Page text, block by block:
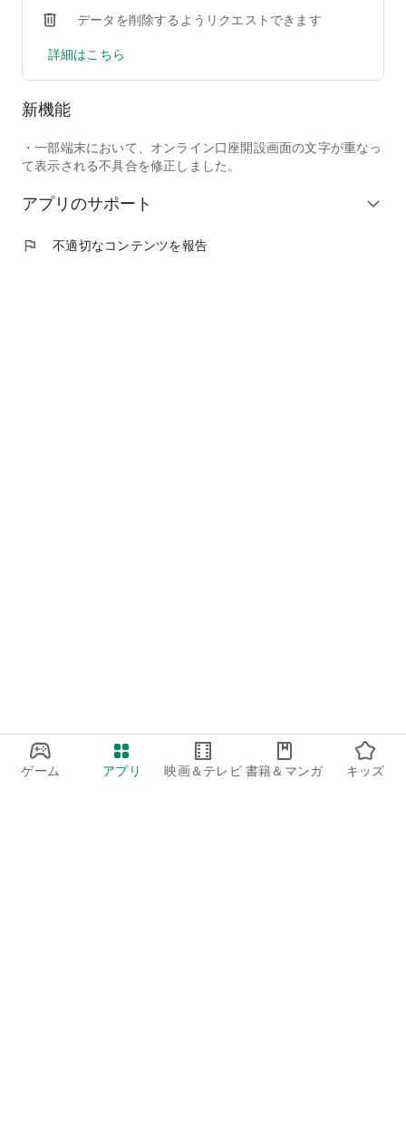
ゲーム アプリ 映画＆テレビ 書籍＆マンガ キッズ
※2 ログインしなくてもご利用できます。
※3 iDeCo、FX、先物オプション、米国株、中国株、マネッ
クス・ゴールドなどもご利用いただけますが、PCビューでの
提供となります。
■提供会社
マネックス証券株式会社
金融商品取引業者 関東財務局長(金商)第165号
マネックス証券株式会社は以下の協会に加入しています。
http://www.jsda.or.jp/kyoukaiin/kyoukaiin/kaiin/02.html
https://www.t2fifa.or.jp/meibo/index.html
データを削除するようリクエストできます
詳細はこちら
新機能
・一部端末において、オンライン口座開設画面の文字が重なっ
て表示される不具合を修正しました。
アプリのサポート expand_more
flag 不適切なコンテンツを報告